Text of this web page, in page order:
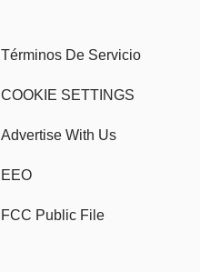
Términos De Servicio
COOKIE SETTINGS
Advertise With Us
EEO
FCC Public File